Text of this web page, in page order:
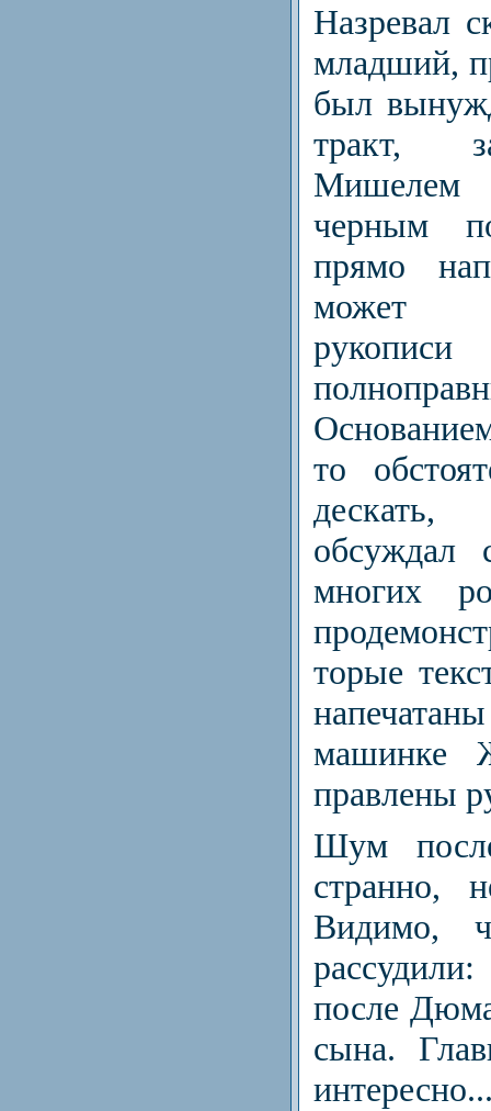
Назревал
младший,
был
тракт,
черным
прямо
может
то
многих
торые
машинке
правлены
Шум
странно,
Видимо,
после
сына.